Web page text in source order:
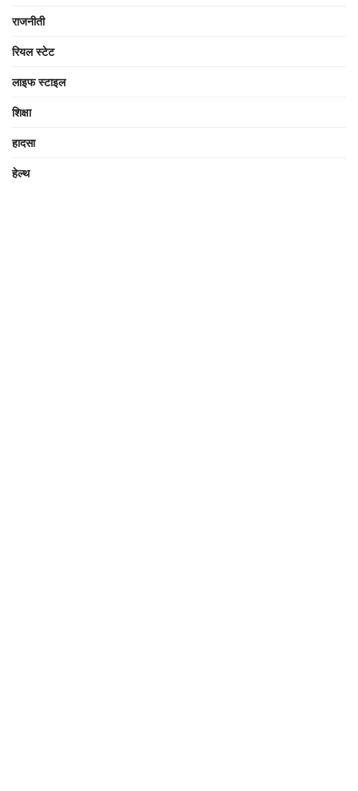
राजनीती
रियल स्टेट
लाइफ स्टाइल
शिक्षा
हादसा
हेल्थ